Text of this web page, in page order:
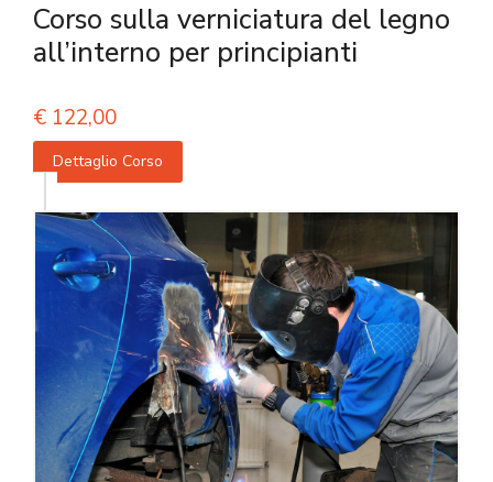
Corso sulla verniciatura del legno
all’interno per principianti
€ 122,00
Dettaglio Corso